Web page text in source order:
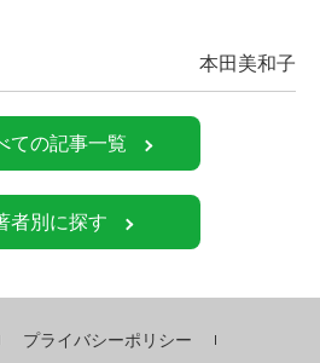
本田美和子
ての記事一覧
者別に探す
プライバシーポリシー